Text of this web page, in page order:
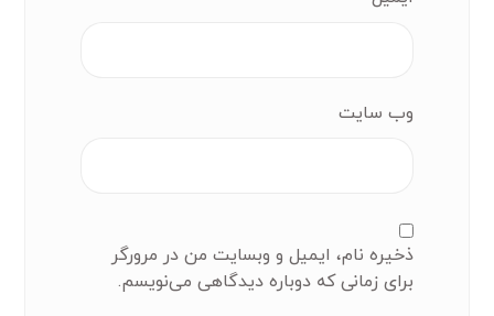
وب‌ سایت
ذخیره نام، ایمیل و وبسایت من در مرورگر
برای زمانی که دوباره دیدگاهی می‌نویسم.